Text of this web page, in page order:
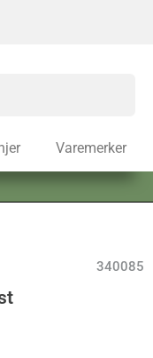
Varemerker
340085